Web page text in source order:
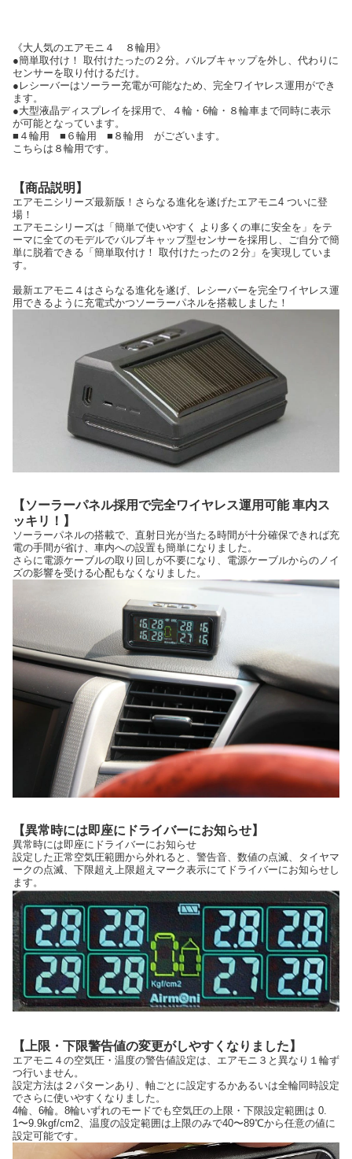
《大人気のエアモニ４ ８輪用》
●簡単取付け！ 取付けたったの２分。バルブキャップを外し、代わりに
センサーを取り付けるだけ。
●レシーバーはソーラー充電が可能なため、完全ワイヤレス運用ができ
ます。
●大型液晶ディスプレイを採用で、４輪・6輪・８輪車まで同時に表示
が可能となっています。
■４輪用 ■６輪用 ■８輪用 がございます。
こちらは８輪用です。
【商品説明】
エアモニシリーズ最新版！さらなる進化を遂げたエアモニ4 ついに登
場！
エアモニシリーズは「簡単で使いやすく より多くの車に安全を」をテ
ーマに全てのモデルでバルブキャップ型センサーを採用し、ご自分で簡
単に脱着できる「簡単取付け！ 取付けたったの２分」を実現していま
す。
最新エアモニ４はさらなる進化を遂げ、レシーバーを完全ワイヤレス運
用できるように充電式かつソーラーパネルを搭載しました！
【ソーラーパネル採用で完全ワイヤレス運用可能 車内ス
ッキリ！】
ソーラーパネルの搭載で、直射日光が当たる時間が十分確保できれば充
電の手間が省け、車内への設置も簡単になりました。
さらに電源ケーブルの取り回しが不要になり、電源ケーブルからのノイ
ズの影響を受ける心配もなくなりました。
【異常時には即座にドライバーにお知らせ】
異常時には即座にドライバーにお知らせ
設定した正常空気圧範囲から外れると、警告音、数値の点滅、タイヤマ
ークの点滅、下限超え上限超えマーク表示にてドライバーにお知らせし
ます。
【上限・下限警告値の変更がしやすくなりました】
エアモニ４の空気圧・温度の警告値設定は、エアモニ３と異なり１輪ず
つ行いません。
設定方法は２パターンあり、軸ごとに設定するかあるいは全輪同時設定
でさらに使いやすくなりました。
4輪、6輪。8輪いずれのモードでも空気圧の上限・下限設定範囲は 0.
1〜9.9kgf/cm2、温度の設定範囲は上限のみで40〜89℃から任意の値に
設定可能です。